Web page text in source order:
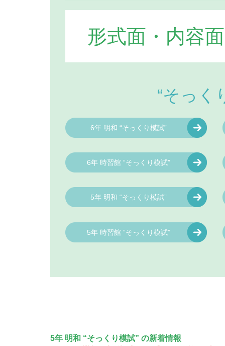
形式面・内容
“そっく
6年 明和 “そっくり模試”
6年 時習館 “そっくり模試”
5年 明和 “そっくり模試”
5年 時習館 “そっくり模試”
5年 明和 “そっくり模試” の新着情報